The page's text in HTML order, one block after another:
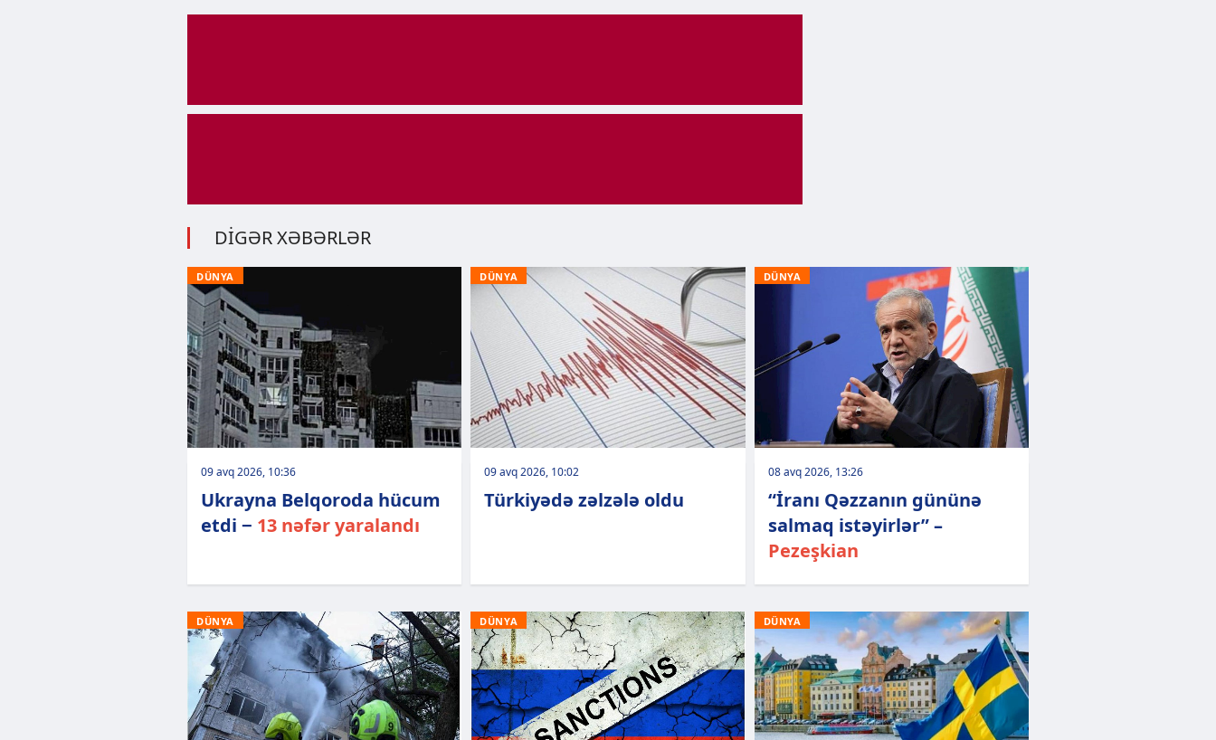
DİGƏR XƏBƏRLƏR
DÜNYA
09 avq 2026, 10:36
Ukrayna Belqoroda hücum
etdi − 13 nəfər yaralandı
DÜNYA
09 avq 2026, 10:02
Türkiyədə zəlzələ oldu
DÜNYA
08 avq 2026, 13:26
“İranı Qəzzanın gününə
salmaq istəyirlər” –
Pezeşkian
DÜNYA DÜNYA DÜNYA